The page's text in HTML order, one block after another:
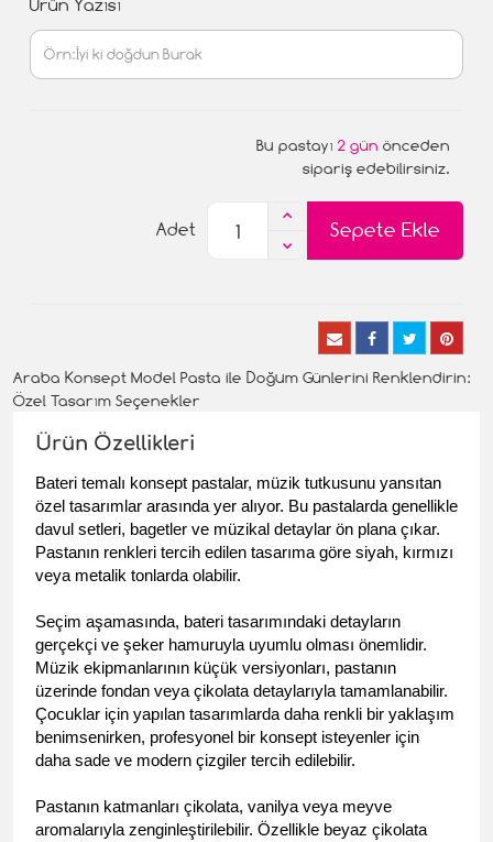
Ürün Yazısı
Bu pastayı 2 gün önceden
sipariş edebilirsiniz.
Sepete Ekle
Adet
Araba Konsept Model Pasta ile Doğum Günlerini Renklendirin:
Özel Tasarım Seçenekler
Ürün Özellikleri
Bateri temalı konsept pastalar, müzik tutkusunu yansıtan
özel tasarımlar arasında yer alıyor. Bu pastalarda genellikle
davul setleri, bagetler ve müzikal detaylar ön plana çıkar.
Pastanın renkleri tercih edilen tasarıma göre siyah, kırmızı
veya metalik tonlarda olabilir.
Seçim aşamasında, bateri tasarımındaki detayların
gerçekçi ve şeker hamuruyla uyumlu olması önemlidir.
Müzik ekipmanlarının küçük versiyonları, pastanın
üzerinde fondan veya çikolata detaylarıyla tamamlanabilir.
Çocuklar için yapılan tasarımlarda daha renkli bir yaklaşım
benimsenirken, profesyonel bir konsept isteyenler için
daha sade ve modern çizgiler tercih edilebilir.
Pastanın katmanları çikolata, vanilya veya meyve
aromalarıyla zenginleştirilebilir. Özellikle beyaz çikolata